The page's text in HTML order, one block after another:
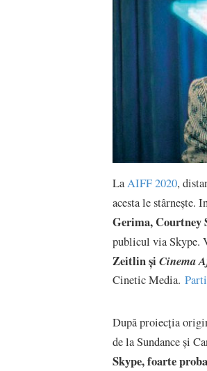
LaAIFF 2020,
acesta le
Gerima, Courtney
publicul via Skype.
Zeitlin și Cinema
Cinetic Media.
După proiecția
de la Sundance și
Skype, foarte